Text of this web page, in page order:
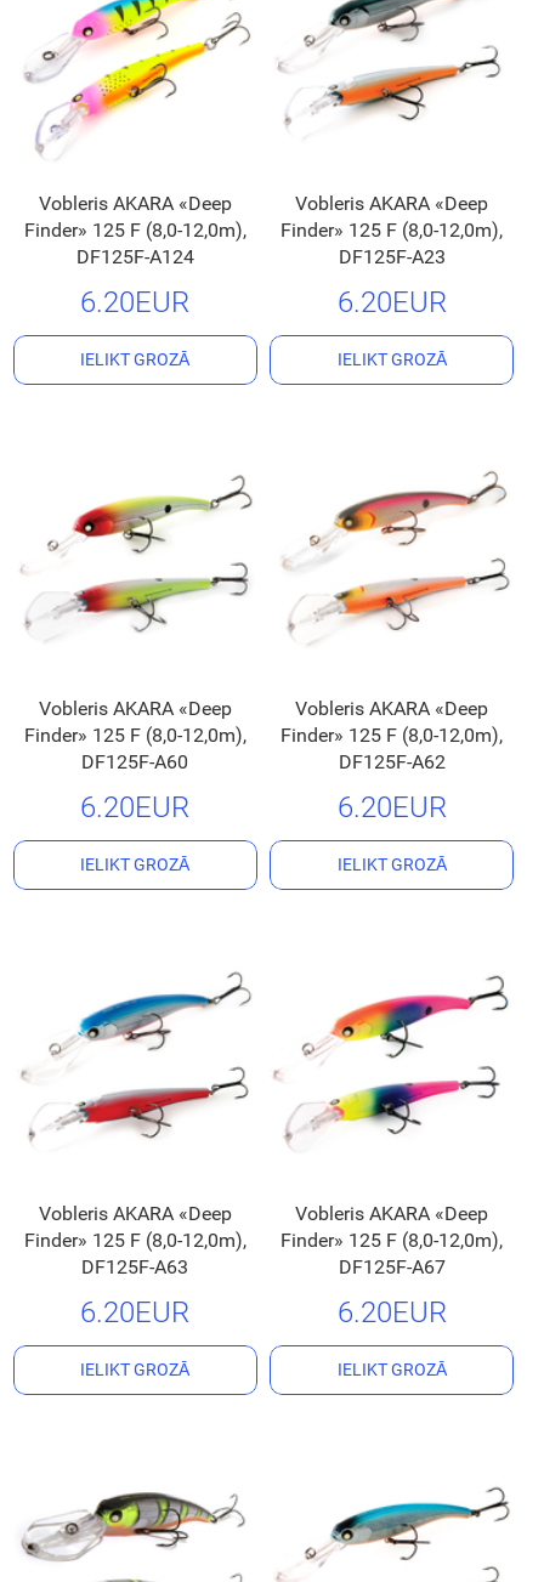
Vobleris AKARA «Deep
Finder» 125 F (8,0-12,0m),
DF125F-A124
6.20EUR
IELIKT GROZĀ
Vobleris AKARA «Deep
Finder» 125 F (8,0-12,0m),
DF125F-A23
6.20EUR
IELIKT GROZĀ
Vobleris AKARA «Deep
Finder» 125 F (8,0-12,0m),
DF125F-A60
6.20EUR
IELIKT GROZĀ
Vobleris AKARA «Deep
Finder» 125 F (8,0-12,0m),
DF125F-A62
6.20EUR
IELIKT GROZĀ
Vobleris AKARA «Deep
Finder» 125 F (8,0-12,0m),
DF125F-A63
6.20EUR
IELIKT GROZĀ
Vobleris AKARA «Deep
Finder» 125 F (8,0-12,0m),
DF125F-A67
6.20EUR
IELIKT GROZĀ